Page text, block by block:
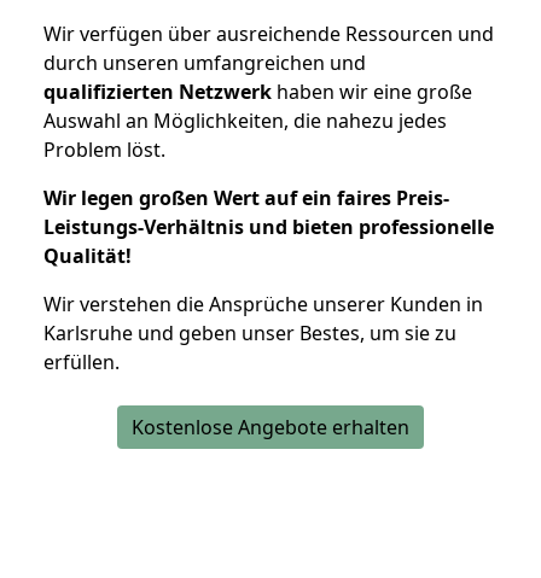
Wir verfügen über ausreichende Ressourcen und
durch unseren umfangreichen und
qualifizierten Netzwerk haben wir eine große
Auswahl an Möglichkeiten, die nahezu jedes
Problem löst.
Wir legen großen Wert auf ein faires Preis-
Leistungs-Verhältnis und bieten professionelle
Qualität!
Wir verstehen die Ansprüche unserer Kunden in
Karlsruhe und geben unser Bestes, um sie zu
erfüllen.
Kostenlose Angebote erhalten